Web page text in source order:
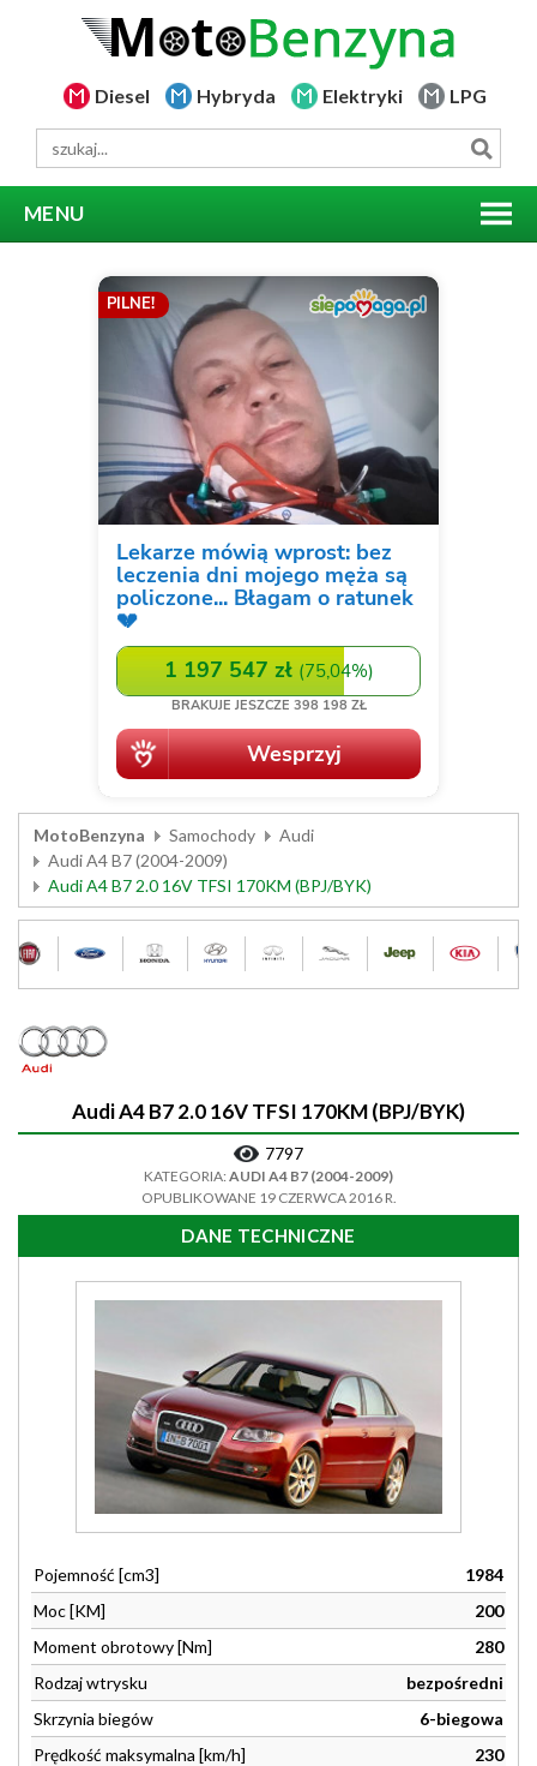
Diesel Hybryda Elektryki LPG
MENU
MotoBenzyna Samochody
Audi
Audi A4 B7 (2004-2009)
Audi A4 B7 2.0 16V TFSI 170KM (BPJ/BYK)
Audi A4 B7 2.0 16V TFSI 170KM (BPJ/BYK)
7797
KATEGORIA: AUDI A4 B7 (2004-2009)
OPUBLIKOWANE 19 CZERWCA 2016 R.
DANE TECHNICZNE
Pojemność [cm3]
1984
Moc [KM]
200
Moment obrotowy [Nm]
280
Rodzaj wtrysku
bezpośredni
Skrzynia biegów
6-biegowa
Prędkość maksymalna [km/h]
230